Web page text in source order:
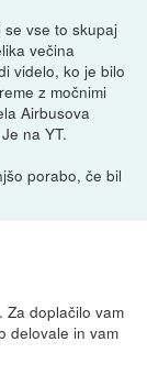
vse to skupaj
večina
videlo, ko je bilo
z močnimi
Airbusova
na YT.
porabo, če bil
Za doplačilo vam
delovale in vam